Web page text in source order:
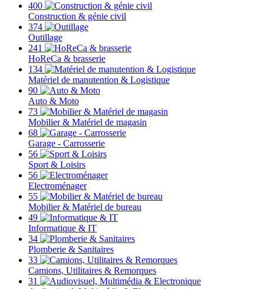
400
Construction & génie civil
374
Outillage
241
HoReCa & brasserie
134
Matériel de manutention & Logistique
90
Auto & Moto
73
Mobilier & Matériel de magasin
68
Garage - Carrosserie
56
Sport & Loisirs
56
Electroménager
55
Mobilier & Matériel de bureau
49
Informatique & IT
34
Plomberie & Sanitaires
33
Camions, Utilitaires & Remorques
31